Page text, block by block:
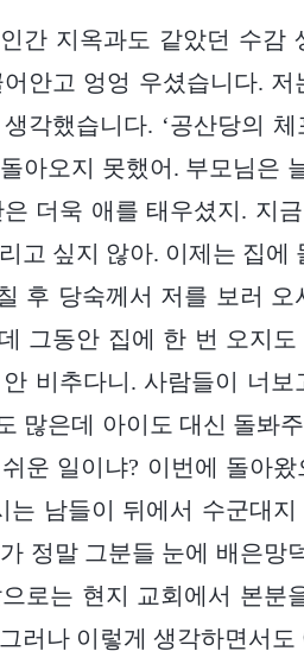
간 지옥과도 같았던 수감
안고 엉엉 우셨습니다.
각했습니다. ‘공산당의
아오지 못했어. 부모님은
더욱 애를 태우셨지. 지
고 싶지 않아. 이제는 집에
후 당숙께서 저를 보러
그동안 집에 한 번 오지
비추다니. 사람들이 너보
많은데 아이도 대신 돌봐
운 일이냐? 이번에 돌아
는 남들이 뒤에서 수군대
정말 그분들 눈에 배은망
로는 현지 교회에서 본분
러나 이렇게 생각하면서